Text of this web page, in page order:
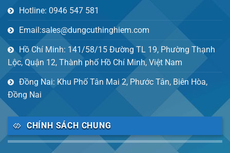
Hotline: 0946 547 581
Email:sales@dungcuthinghiem.com
Hồ Chí Minh: 141/58/15 Đường TL 19, Phường Thạnh
Lộc, Quận 12, Thành phố Hồ Chí Minh, Việt Nam
Đồng Nai: Khu Phố Tân Mai 2, Phước Tân, Biên Hòa,
Đồng Nai
CHÍNH SÁCH CHUNG